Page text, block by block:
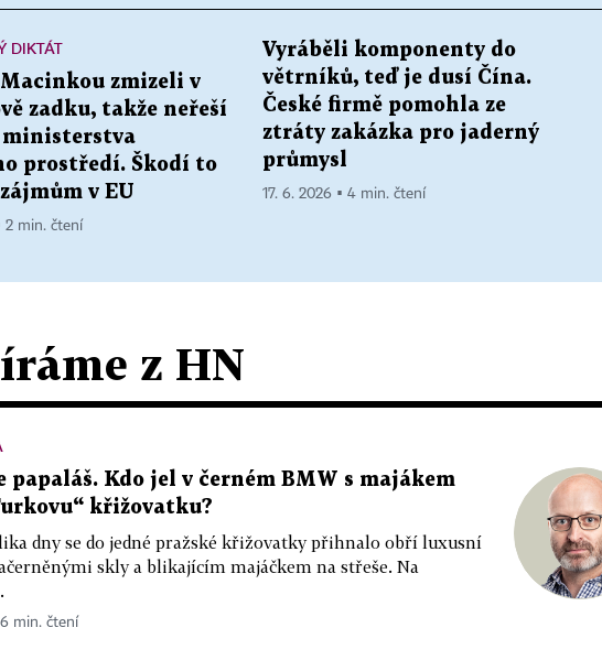
DIKTÁT
zmizeli v
zadku, takže neřeší
ministerstva
prostředí. Škodí to
v EU
2 min. čtení
Vyráběli komponenty do
větrníků, teď je dusí Čína.
České firmě pomohla ze
ztráty zakázka pro jaderný
průmysl
17. 6. 2026 ▪ 4 min. čtení
z HN
papaláš. Kdo jel v černém BMW s majákem
křižovatku?
dny se do jedné pražské křižovatky přihnalo obří luxusní
skly a blikajícím majáčkem na střeše. Na
min. čtení